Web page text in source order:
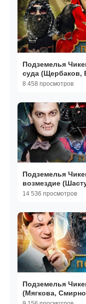
Подземелья
суда (Щербаков,
8 458 просмотров
Подземелья
возмездие
BRB)
14 536 просмотров
Подземелья
(Мягкова,